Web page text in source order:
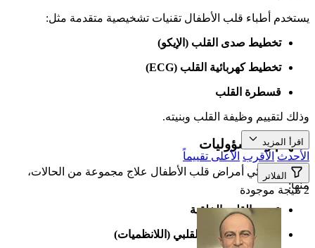
يستخدم أطباء قلب الأطفال تقنيات تشخيصية متقدمة مثل:
تخطيط صدى القلب (الإيكو)
تخطيط كهربائية القلب (ECG)
قسطرة القلب
وذلك لتقييم وظيفة القلب وبنيته.
المهام والمسؤوليات
يتولى أخصائي أمراض قلب الأطفال علاج مجموعة من الحالات،
منها:
عيوب القلب الخلقية
اضطرابات النظم القلبي (اللانظميات)
اقرأ المزيد
الأحدث الأقرب الأعلى تقييماً
الفلاتر
2 نتيجة موجودة